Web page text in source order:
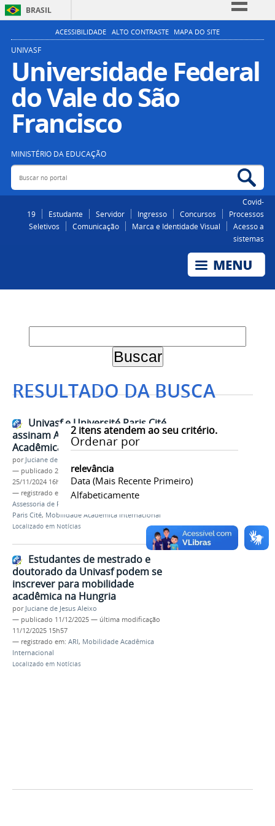
BRASIL
Simplifique!
Participe
Acesso à informação
Legislação
ACESSIBILIDADE ALTO CONTRASTE MAPA DO SITE
UNIVASF
Universidade Federal
do Vale do São
Francisco
MINISTÉRIO DA EDUCAÇÃO
Buscar no portal
Covid-
19
Estudante Servidor Ingresso Concursos
Processos
Seletivos
Comunicação Marca e Identidade Visual
Acesso a
sistemas
RESULTADO DA BUSCA
2itens atendem ao seu critério.
Ordenar por
relevância
Data (mais Recente Primeiro)
Alfabeticamente
Univasf e Université Paris Cité
assinam Acordo de Mobilidade
Acadêmica
por Juciane de Jesus Aleixo
— publicado 22/11/2024—última modificação
25/11/2024 16h13
— registrado em:
Acordo de Cooperação
Assessoria de Relações Internacionais
Paris Cité, Mobilidade Acadêmica Internacional
Localizado em Notícias
Estudantes de mestrado e
doutorado da Univasf podem se
inscrever para mobilidade
acadêmica na Hungria
por Juciane de Jesus Aleixo
— publicado 11/12/2025 — última modificação
11/12/2025 15h57
— registrado em: ARI, Mobilidade Acadêmica
Internacional
Localizado em Notícias